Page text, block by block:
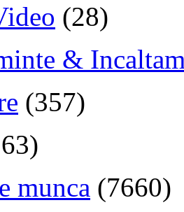
(28)
&
(357)
munca (7660)